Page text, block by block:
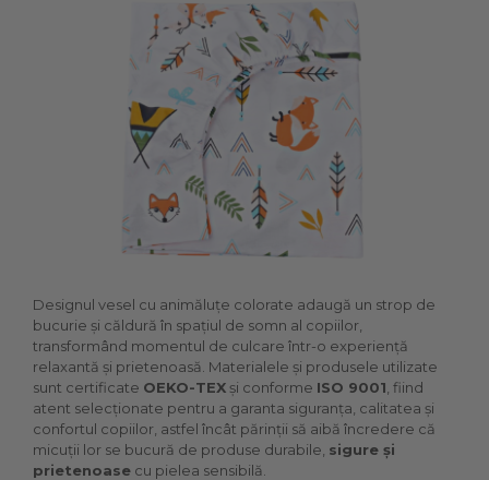
Designul vesel cu animăluțe colorate adaugă un strop de
bucurie și căldură în spațiul de somn al copiilor,
transformând momentul de culcare într-o experiență
relaxantă și prietenoasă. Materialele și produsele utilizate
sunt certificate OEKO-TEX și conforme ISO 9001 , fiind
atent selecționate pentru a garanta siguranța, calitatea și
confortul copiilor, astfel încât părinții să aibă încredere că
micuții lor se bucură de produse durabile, sigure și
prietenoase cu pielea sensibilă.